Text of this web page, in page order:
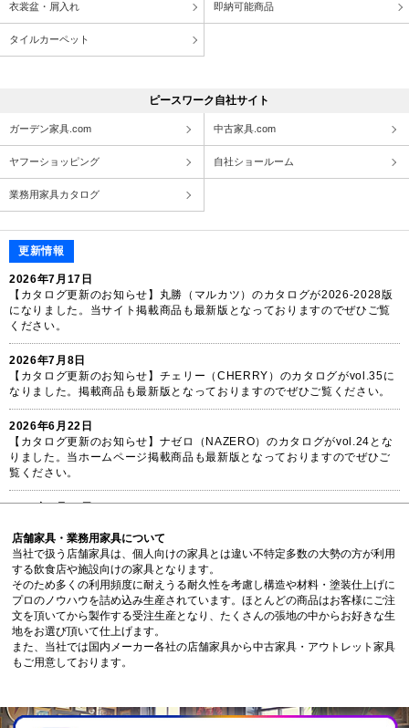
衣裳盆・屑入れ 即納可能商品
タイルカーペット
ピースワーク自社サイト
ガーデン家具.com 中古家具.com
ヤフーショッピング 自社ショールーム
業務用家具カタログ
更新情報
2026年7月17日
【カタログ更新のお知らせ】丸勝（マルカツ）のカタログが2026-2028版
になりました。当サイト掲載商品も最新版となっておりますのでぜひご覧
ください。
2026年7月8日
【カタログ更新のお知らせ】チェリー（CHERRY）のカタログがvol.35に
なりました。掲載商品も最新版となっておりますのでぜひご覧ください。
2026年6月22日
【カタログ更新のお知らせ】ナゼロ（NAZERO）のカタログがvol.24とな
りました。当ホームページ掲載商品も最新版となっておりますのでぜひご
覧ください。
2026年6月17日
りました。掲載商品も最新版となっておりますのでぜひご覧ください。
2026年4月16日
富士（FUJI）ガーデンファニチャーカタログより、掲載商品の追加を行っ
ておりますのでぜひガーデン家具コーナーをご覧ください。
2026年4月7日
【カタログ更新のお知らせ】ガーデン家具専門のカタログFUJI（富士）が
最新版に更新されました。
2026年4月1日
【セールのお知らせ】只今スーパーセールを開催中です。対象メーカー品
店舗家具・業務用家具について
当社で扱う店舗家具は、個人向けの家具とは違い不特定多数の大勢の方が利用
する飲食店や施設向けの家具となります。
そのため多くの利用頻度に耐えうる耐久性を考慮し構造や材料・塗装仕上げに
プロのノウハウを詰め込み生産されています。ほとんどの商品はお客様にご注
文を頂いてから製作する受注生産となり、たくさんの張地の中からお好きな生
地をお選び頂いて仕上げます。
また、当社では国内メーカー各社の店舗家具から中古家具・アウトレット家具
もご用意しております。